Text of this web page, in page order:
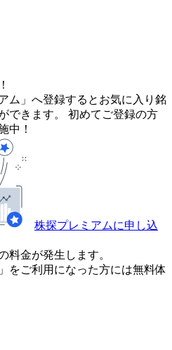
ム」へ登録するとお気に入り銘
できます。 初めてご登録の方
中！
株探プレミアムに申し込
金が発生します。
をご利用になった方には無料体